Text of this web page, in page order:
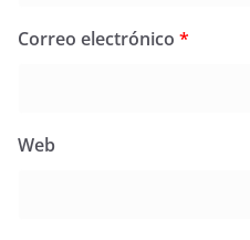
Correo electrónico *
Web